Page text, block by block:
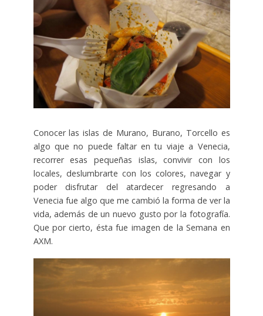
Conocer las islas de Murano, Burano, Torcello es
algo que no puede faltar en tu viaje a Venecia,
recorrer esas pequeñas islas, convivir con los
locales, deslumbrarte con los colores, navegar y
poder disfrutar del atardecer regresando a
Venecia fue algo que me cambió la forma de ver la
vida, además de un nuevo gusto por la fotografía.
Que por cierto, ésta fue imagen de la Semana en
AXM.